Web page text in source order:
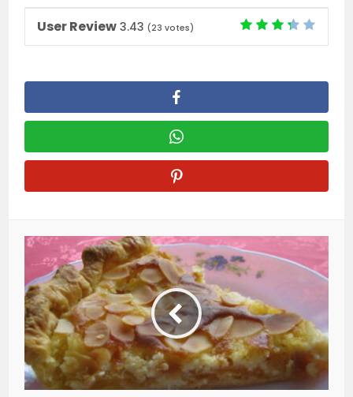
User Review 3.43 (23 votes)